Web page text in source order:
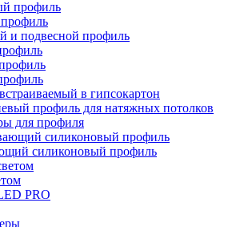
и подвесной профиль
в гипсокартон
профиль для натяжных потолков
для профиля
силиконовый профиль
PRO